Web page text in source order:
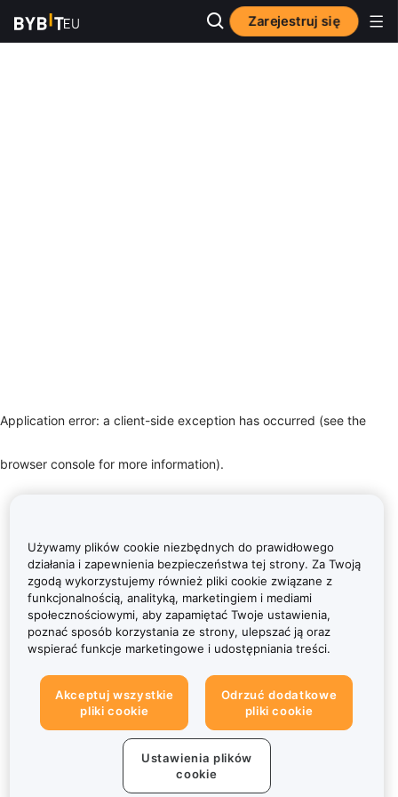
Zarejestruj się
Application error: a client-side exception has occurred (see the
browser console for more information).
Używamy plików cookie niezbędnych do prawidłowego
działania i zapewnienia bezpieczeństwa tej strony. Za Twoją
zgodą wykorzystujemy również pliki cookie związane z
funkcjonalnością, analityką, marketingiem i mediami
społecznościowymi, aby zapamiętać Twoje ustawienia,
poznać sposób korzystania ze strony, ulepszać ją oraz
wspierać funkcje marketingowe i udostępniania treści.
Akceptuj wszystkie
pliki cookie
Odrzuć dodatkowe
pliki cookie
Ustawienia plików
cookie